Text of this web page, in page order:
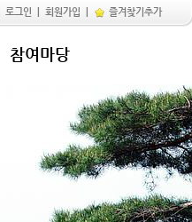
로그인 회원가입 즐겨찾기추가
참여마당